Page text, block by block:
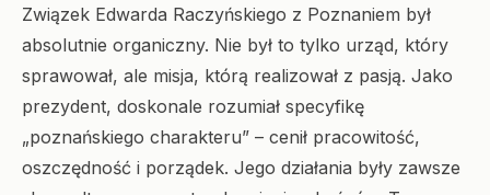
Związek Edwarda Raczyńskiego z Poznaniem był
absolutnie organiczny. Nie był to tylko urząd, który
sprawował, ale misja, którą realizował z pasją. Jako
prezydent, doskonale rozumiał specyfikę
„poznańskiego charakteru” – cenił pracowitość,
oszczędność i porządek. Jego działania były zawsze